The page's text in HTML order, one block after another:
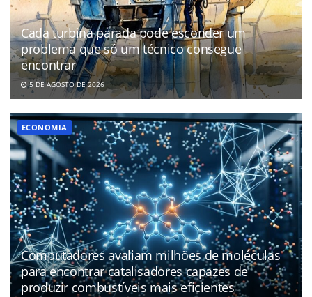
Cada turbina parada pode esconder um
problema que só um técnico consegue
encontrar
5 DE AGOSTO DE 2026
ECONOMIA
Computadores avaliam milhões de moléculas
para encontrar catalisadores capazes de
produzir combustíveis mais eficientes